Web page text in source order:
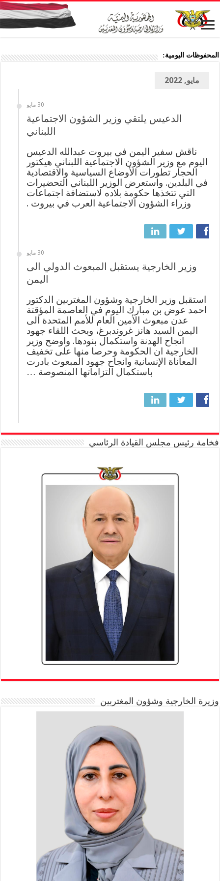
المحفوظات اليومية:
مايو, 2022
30 مايو
الدعيس يلتقي وزير الشؤون الاجتماعية
اللبناني
ناقش سفير اليمن في بيروت عبدالله الدعيس
اليوم مع وزير الشؤون الاجتماعية اللبناني هيكتور
الحجار تطورات الأوضاع السياسية والاقتصادية
في البلدين. واستعرض الوزير اللبناني التحضيرات
التي تتخذها حكومة بلاده لاستضافة اجتماعات
وزراء الشؤون الاجتماعية العرب في بيروت .
30 مايو
وزير الخارجية يستقبل المبعوث الدولي الى
اليمن
استقبل وزير الخارجية وشؤون المغتربين الدكتور
احمد عوض بن مبارك اليوم في العاصمة المؤقتة
عدن مبعوث الأمين العام للأمم المتحدة الى
اليمن السيد هانز غروندبرغ، وبحث اللقاء جهود
انجاح الهدنة واستكمال بنودها. واوضح وزير
الخارجية ان الحكومة وحرصا منها على تخفيف
المعاناة الإنسانية وانجاح جهود المبعوث بادرت
باستكمال التزاماتها المنصوصة …
فخامة رئيس مجلس القيادة الرئاسي
وزيرة الخارجية وشؤون المغتربين